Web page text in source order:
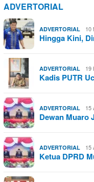
ADVERTORIAL
ADVERTORIAL 10
Hingga Kini,
ADVERTORIAL 19
Kadis PUTR
ADVERTORIAL 15
Dewan Muaro
ADVERTORIAL 15
Ketua DPRD